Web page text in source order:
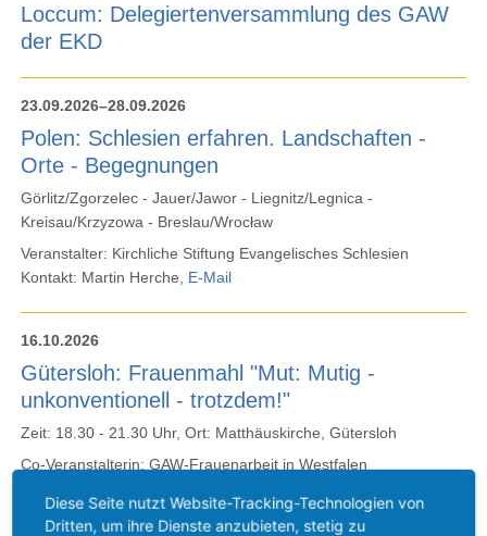
Loccum: Delegiertenversammlung des GAW
der EKD
23.09.2026–28.09.2026
Polen: Schlesien erfahren. Landschaften -
Orte - Begegnungen
Görlitz/Zgorzelec - Jauer/Jawor - Liegnitz/Legnica -
Kreisau/Krzyzowa - Breslau/Wrocław
Veranstalter: Kirchliche Stiftung Evangelisches Schlesien
Kontakt: Martin Herche, E-Mail
16.10.2026
Gütersloh: Frauenmahl "Mut: Mutig -
unkonventionell - trotzdem!"
Zeit: 18.30 - 21.30 Uhr, Ort: Matthäuskirche, Gütersloh
Co-Veranstalterin: GAW-Frauenarbeit in Westfalen
Weiterlesen … Gütersloh:
Frauenmahl
Diese Seite nutzt Website-Tracking-Technologien von
Dritten, um ihre Dienste anzubieten, stetig zu